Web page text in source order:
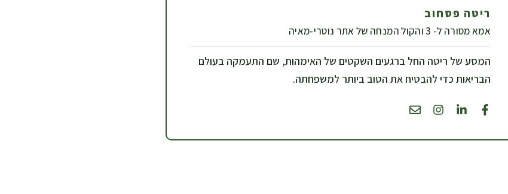
ריטה פסחוב
אמא מסורה ל- 3 והקול המנחה של אתר נוטרי-מאיה
המסע של ריטה החל ברגעים השקטים של האימהות, שם התעמקה בעולם
הבריאות כדי להבטיח את הטוב ביותר למשפחתה.